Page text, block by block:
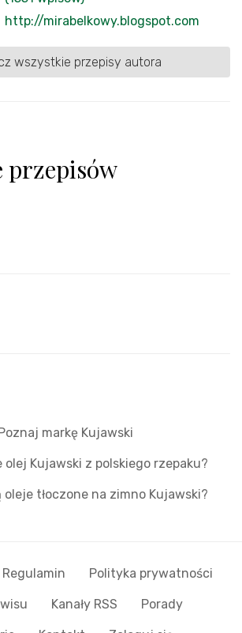
http://mirabelkowy.blogspot.com
wszystkie przepisy autora
przepisów
markę Kujawski
Kujawski z polskiego rzepaku?
tłoczone na zimno Kujawski?
Regulamin Polityka prywatności
Kanały RSS Porady